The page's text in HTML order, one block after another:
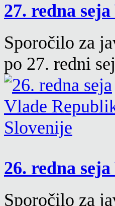
27. redna
Sporočilo za
po 27. redni
26. redna
Sporočilo za